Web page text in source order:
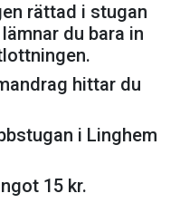
rättad i stugan
du bara in
hittar du
i Linghem
15 kr.